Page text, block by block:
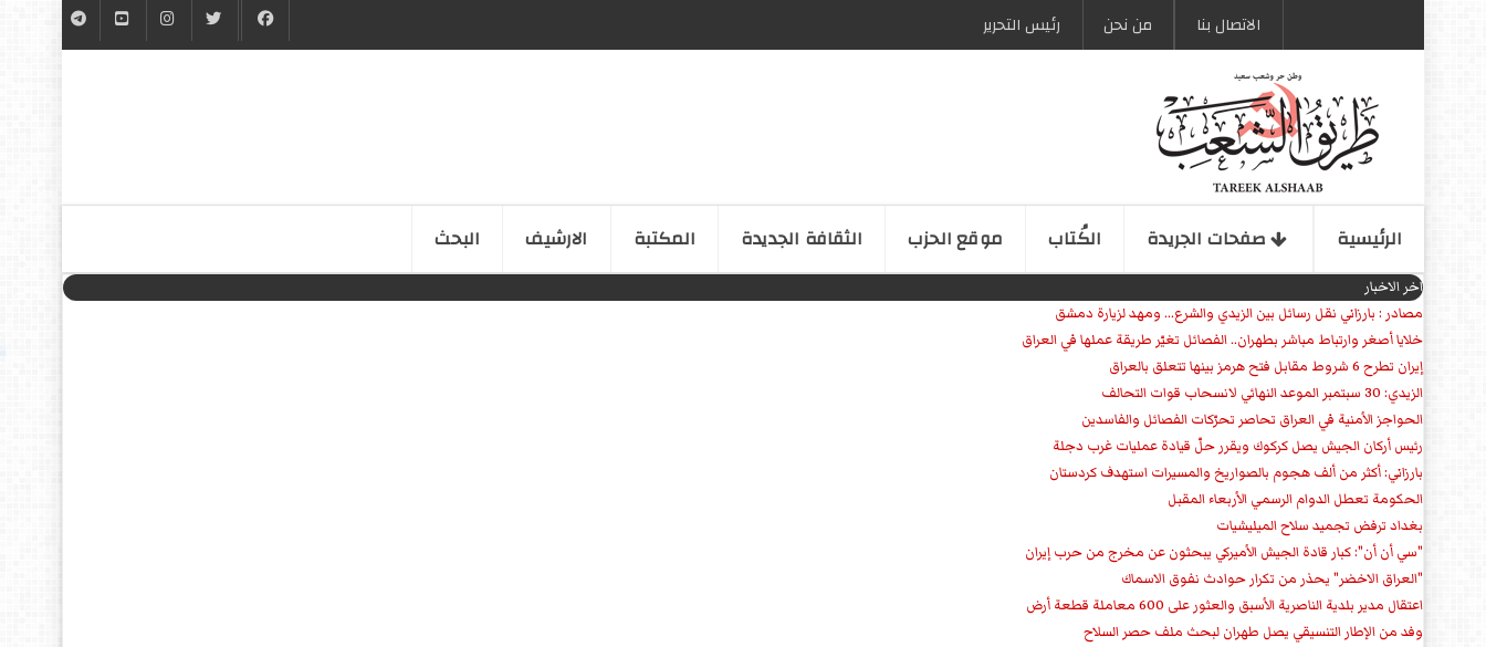
الاتصال بنا من نحن رئیس التحریر
الرئیسیة صفحات الجریدة الكُتاب موقع الحزب الثقافة الجدیدة المكتبة الارشیف البحث
اخر الاخبار
مصادر : بارزاني نقل رسائل بين الزيدي والشرع... ومهد لزيارة دمشق
خلايا أصغر وارتباط مباشر بطهران.. الفصائل تغيّر طريقة عملها في العراق
إيران تطرح 6 شروط مقابل فتح هرمز بينها تتعلق بالعراق
الزيدي: 30 سبتمبر الموعد النهائي لانسحاب قوات التحالف
الحواجز الأمنية في العراق تحاصر تحرّكات الفصائل والفاسدين
رئيس أركان الجيش يصل كركوك ويقرر حلّ قيادة عمليات غرب دجلة
بارزاني: أكثر من ألف هجوم بالصواريخ والمسيرات استهدف كردستان
الحكومة تعطل الدوام الرسمي الأربعاء المقبل
بغداد ترفض تجميد سلاح الميليشيات
"سي أن أن": كبار قادة الجيش الأميركي يبحثون عن مخرج من حرب إيران
"العراق الاخضر" يحذر من تكرار حوادث نفوق الاسماك
اعتقال مدير بلدية الناصرية الأسبق والعثور على 600 معاملة قطعة أرض
وفد من الإطار التنسيقي يصل طهران لبحث ملف حصر السلاح